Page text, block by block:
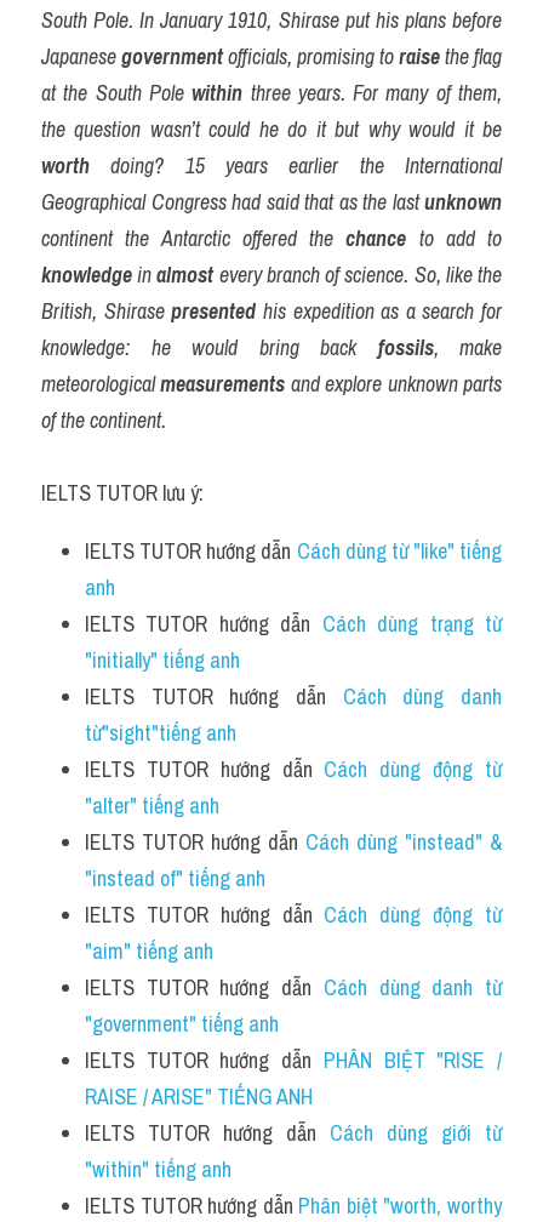
South Pole. In January 1910, Shirase put his plans before
Japanese government officials, promising to raise the flag
at the South Pole within three years. For many of them,
worth doing? 15 years earlier the International
Geographical Congress had said that as the last unknown
continent the Antarctic offered the chance
knowledge in almost every branch of science. So, like the
British, Shirase presented his expedition as a search for
knowledge: he would bring back fossils, make
meteorological measurements and explore unknown parts
of the continent.
IELTS TUTOR lưu ý:
IELTS TUTOR hướng dẫn Cách dùng từ "like" tiếng
anh
IELTS TUTOR hướng dẫn Cách dùng trạng từ
"initially" tiếng anh
IELTS TUTOR hướng dẫn Cách dùng danh
từ"sight"tiếng anh
IELTS TUTOR hướng dẫn Cách dùng động từ
"alter" tiếng anh
IELTS TUTOR hướng dẫn Cách dùng "instead" &
"instead of" tiếng anh
IELTS TUTOR hướng dẫn Cách dùng động từ
"aim" tiếng anh
IELTS TUTOR hướng dẫn Cách dùng danh từ
"government" tiếng anh
IELTS TUTOR hướng dẫn PHÂN BIỆT "RISE /
RAISE / ARISE" TIẾNG ANH
IELTS TUTOR hướng dẫn Cách dùng giới từ
"within" tiếng anh
IELTS TUTOR hướng dẫn Phân biệt "worth, worthy